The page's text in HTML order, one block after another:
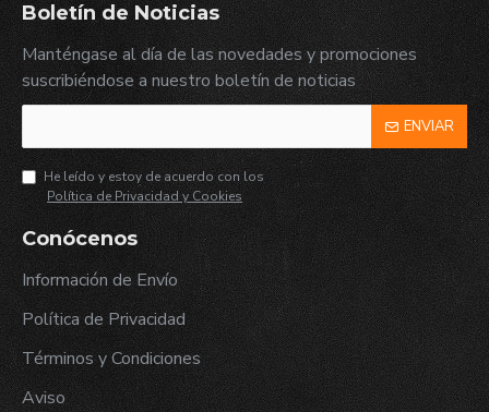
Boletín de Noticias
Manténgase al día de las novedades y promociones
suscribiéndose a nuestro boletín de noticias
ENVIAR
He leído y estoy de acuerdo con los
Política de Privacidad y Cookies
Conócenos
Información de Envío
Política de Privacidad
Términos y Condiciones
Aviso